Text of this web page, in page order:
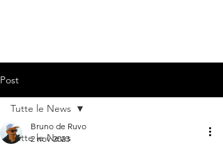
Post
Tutte le News
Tutte le News
Bruno de Ruvo
2 nov 2023